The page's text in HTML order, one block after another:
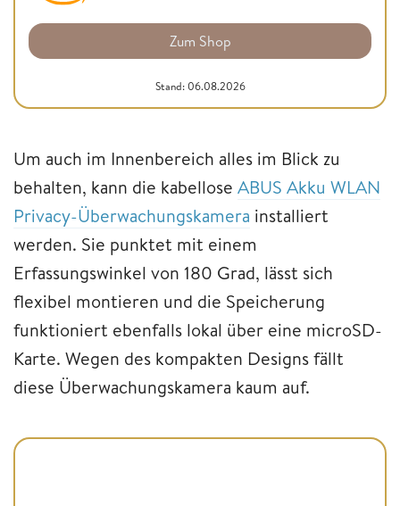
Zum Shop
Stand: 06.08.2026
Um auch im Innenbereich alles im Blick zu
behalten, kann die kabellose ABUS Akku WLAN
Privacy-Überwachungskamera installiert
werden. Sie punktet mit einem
Erfassungswinkel von 180 Grad, lässt sich
flexibel montieren und die Speicherung
funktioniert ebenfalls lokal über eine microSD-
Karte. Wegen des kompakten Designs fällt
diese Überwachungskamera kaum auf.